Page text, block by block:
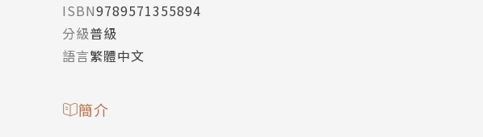
ISBN9789571355894
分級普級
語言繁體中文
簡介